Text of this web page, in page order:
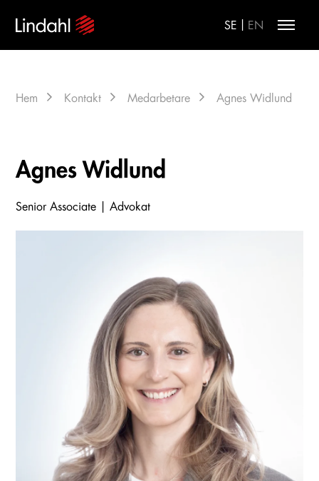
SE EN
Hem Kontakt Medarbetare Agnes Widlund
Agnes Widlund
Senior Associate | Advokat